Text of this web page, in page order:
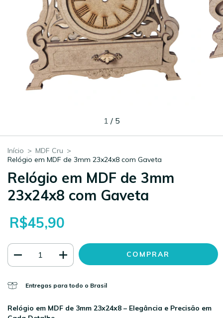
1 / 5
Início > MDF Cru >
Relógio em MDF de 3mm 23x24x8 com Gaveta
Relógio em MDF de 3mm
23x24x8 com Gaveta
R$45,90
Entregas para todo o Brasil
Relógio em MDF de 3mm 23x24x8 – Elegância e Precisão em